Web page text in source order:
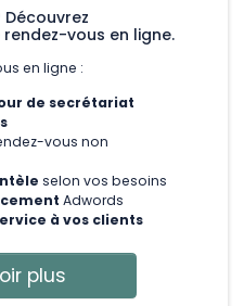
vous en ligne.
en ligne :
de secrétariat
vous non
selon vos besoins
Adwords
à vos clients
plus